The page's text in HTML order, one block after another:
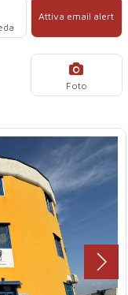
Attiva email alert
Foto